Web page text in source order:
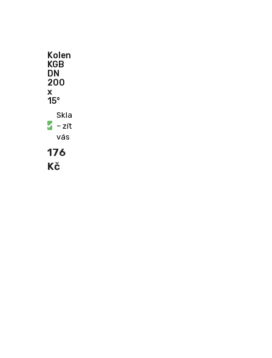
Koleno
KGB
DN
200
x
15°
Skladem
– zítra u
vás
176
Kč